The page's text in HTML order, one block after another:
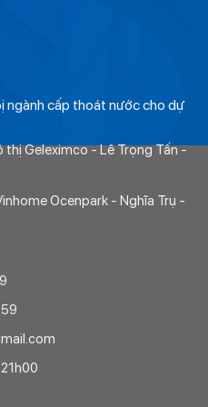
chuyển bậc ép zoăng.
ống khác nhỏ hơn
siết zoănghoặc khâu nối ren
ống với thiết bị có ren trong
zoăng
ống với thiết bị có ren ở
trực tiếp lấy ra 1 đường dẫn
ngành cấp thoát nước cho dự
thị Geleximco - Lê Trọng Tấn -
Ocenpark - Nghĩa Trụ -